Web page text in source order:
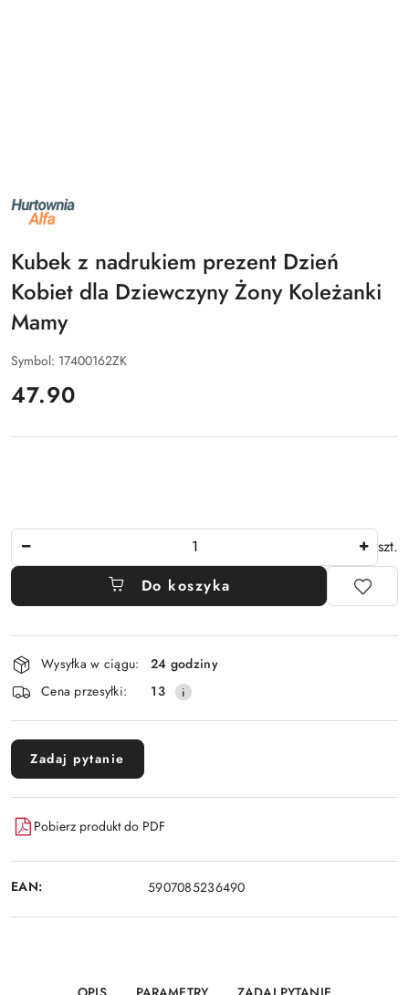
NAZWA
PRODUCENTA:
ALFA
Kubek z nadrukiem prezent Dzień
Kobiet dla Dziewczyny Żony Koleżanki
Mamy
Symbol: 17400162ZK
cena:
47.90
szt.
Do koszyka
Dostępność
i
dostawa
Wysyłka w ciągu:
24 godziny
Cena przesyłki:
13
Zadaj pytanie
Pobierz produkt do PDF
EAN: 5907085236490